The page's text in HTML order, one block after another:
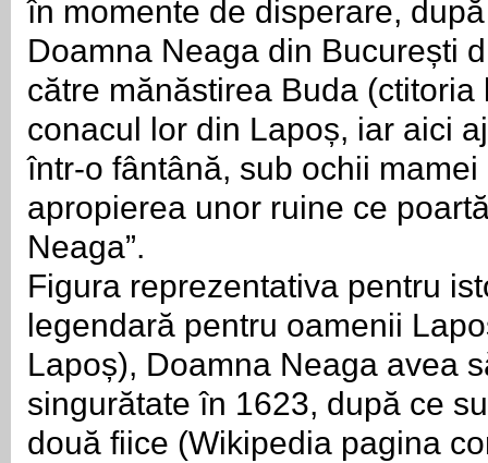
în momente de disperare,
Doamna Neaga din București
către mănăstirea Buda
conacul lor din Lapoș, iar aici
într-o fântână, sub ochii
apropierea unor ruine ce
Neaga”.
Figura reprezentativa pentru
legendară pentru oamenii
Lapoș), Doamna Neaga avea
singurătate în 1623, după ce
două fiice (Wikipedia pagina